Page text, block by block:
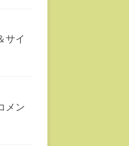
サイ
メン